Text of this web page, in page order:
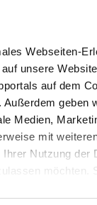
Webseiten-
unsere
auf dem
geben
Medien,
mit
Nutzung der
möchten.